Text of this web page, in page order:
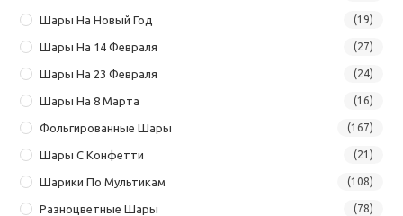
Шары На Новый Год (19)
Шары На 14 Февраля (27)
Шары На 23 Февраля (24)
Шары На 8 Марта (16)
Фольгированные Шары (167)
Шары С Конфетти (21)
Шарики По Мультикам (108)
Разноцветные Шары (78)